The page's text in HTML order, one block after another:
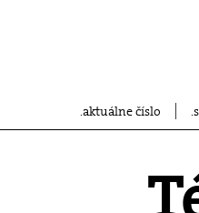
aktuálne číslo